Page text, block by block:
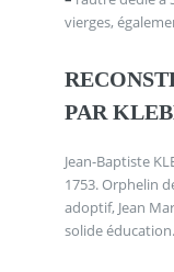
vierges,
PAR
Jean-Baptiste
1753. Orphelin
adoptif, Jean
solide éducation.